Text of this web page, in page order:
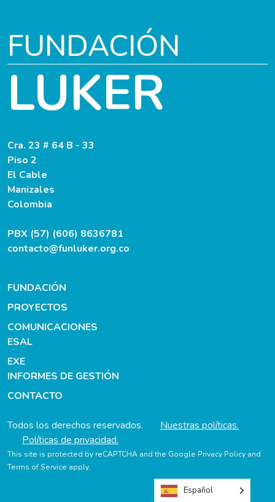
FUNDACIÓN
LUKER
Cra. 23 # 64 B - 33
Piso 2
El Cable
Manizales
Colombia
PBX (57) (606) 8636781
contacto@funluker.org.co
FUNDACIÓN
PROYECTOS
COMUNICACIONES
ESAL
EXE
INFORMES DE GESTIÓN
CONTACTO
Todos los derechos reservados.
Nuestras políticas.
Políticas de privacidad.
This site is protected by reCAPTCHA and the Google Privacy Policy and
Terms of Service apply.
Español